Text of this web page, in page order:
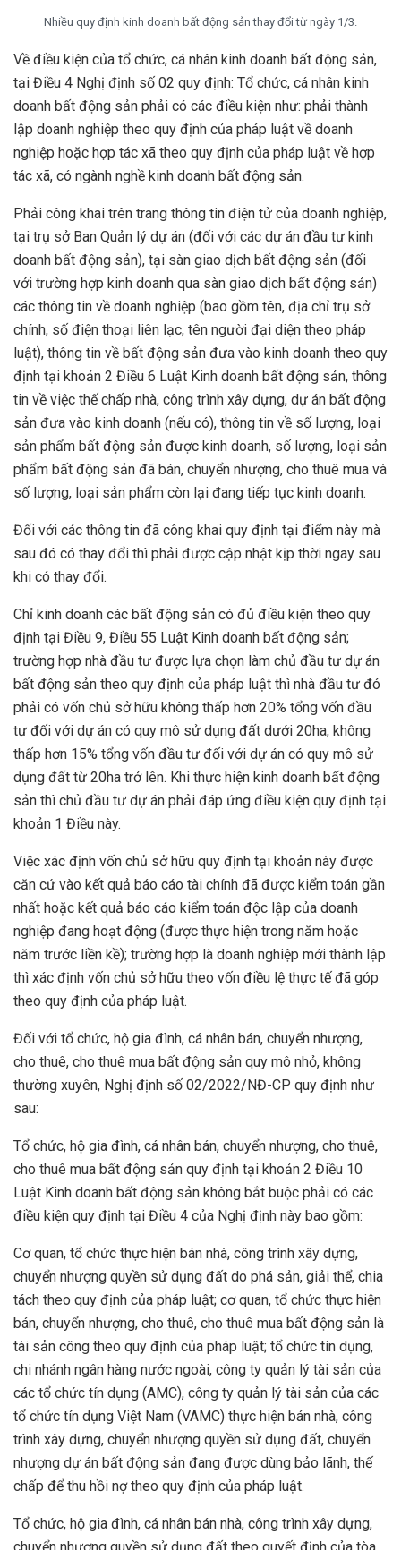
Nhiều quy định kinh doanh bất động sản thay đổi từ ngày 1/3.
Về điều kiện của tổ chức, cá nhân kinh doanh bất động sản,
tại Điều 4 Nghị định số 02 quy định: Tổ chức, cá nhân kinh
doanh bất động sản phải có các điều kiện như: phải thành
lập doanh nghiệp theo quy định của pháp luật về doanh
nghiệp hoặc hợp tác xã theo quy định của pháp luật về hợp
tác xã, có ngành nghề kinh doanh bất động sản.
Phải công khai trên trang thông tin điện tử của doanh nghiệp,
tại trụ sở Ban Quản lý dự án (đối với các dự án đầu tư kinh
doanh bất động sản), tại sàn giao dịch bất động sản (đối
với trường hợp kinh doanh qua sàn giao dịch bất động sản)
các thông tin về doanh nghiệp (bao gồm tên, địa chỉ trụ sở
chính, số điện thoại liên lạc, tên người đại diện theo pháp
luật), thông tin về bất động sản đưa vào kinh doanh theo quy
định tại khoản 2 Điều 6 Luật Kinh doanh bất động sản, thông
tin về việc thế chấp nhà, công trình xây dựng, dự án bất động
sản đưa vào kinh doanh (nếu có), thông tin về số lượng, loại
sản phẩm bất động sản được kinh doanh, số lượng, loại sản
phẩm bất động sản đã bán, chuyển nhượng, cho thuê mua và
số lượng, loại sản phẩm còn lại đang tiếp tục kinh doanh.
Đối với các thông tin đã công khai quy định tại điểm này mà
sau đó có thay đổi thì phải được cập nhật kịp thời ngay sau
khi có thay đổi.
Chỉ kinh doanh các bất động sản có đủ điều kiện theo quy
định tại Điều 9, Điều 55 Luật Kinh doanh bất động sản;
trường hợp nhà đầu tư được lựa chọn làm chủ đầu tư dự án
bất động sản theo quy định của pháp luật thì nhà đầu tư đó
phải có vốn chủ sở hữu không thấp hơn 20% tổng vốn đầu
tư đối với dự án có quy mô sử dụng đất dưới 20ha, không
thấp hơn 15% tổng vốn đầu tư đối với dự án có quy mô sử
dụng đất từ 20ha trở lên. Khi thực hiện kinh doanh bất động
sản thì chủ đầu tư dự án phải đáp ứng điều kiện quy định tại
khoản 1 Điều này.
Việc xác định vốn chủ sở hữu quy định tại khoản này được
căn cứ vào kết quả báo cáo tài chính đã được kiểm toán gần
nhất hoặc kết quả báo cáo kiểm toán độc lập của doanh
nghiệp đang hoạt động (được thực hiện trong năm hoặc
năm trước liền kề); trường hợp là doanh nghiệp mới thành lập
thì xác định vốn chủ sở hữu theo vốn điều lệ thực tế đã góp
theo quy định của pháp luật.
Đối với tổ chức, hộ gia đình, cá nhân bán, chuyển nhượng,
cho thuê, cho thuê mua bất động sản quy mô nhỏ, không
thường xuyên, Nghị định số 02/2022/NĐ-CP quy định như
sau:
Tổ chức, hộ gia đình, cá nhân bán, chuyển nhượng, cho thuê,
cho thuê mua bất động sản quy định tại khoản 2 Điều 10
Luật Kinh doanh bất động sản không bắt buộc phải có các
điều kiện quy định tại Điều 4 của Nghị định này bao gồm:
Cơ quan, tổ chức thực hiện bán nhà, công trình xây dựng,
chuyển nhượng quyền sử dụng đất do phá sản, giải thể, chia
tách theo quy định của pháp luật; cơ quan, tổ chức thực hiện
bán, chuyển nhượng, cho thuê, cho thuê mua bất động sản là
tài sản công theo quy định của pháp luật; tổ chức tín dụng,
chi nhánh ngân hàng nước ngoài, công ty quản lý tài sản của
các tổ chức tín dụng (AMC), công ty quản lý tài sản của các
tổ chức tín dụng Việt Nam (VAMC) thực hiện bán nhà, công
trình xây dựng, chuyển nhượng quyền sử dụng đất, chuyển
nhượng dự án bất động sản đang được dùng bảo lãnh, thế
chấp để thu hồi nợ theo quy định của pháp luật.
Tổ chức, hộ gia đình, cá nhân bán nhà, công trình xây dựng,